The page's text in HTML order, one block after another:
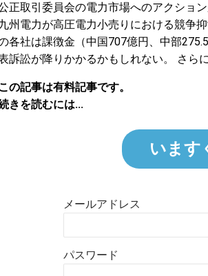
正取引委員会の電力市場へのアクショ
州電力が高圧電力小売りにおける競争
各社は課徴金（中国707億円、中部
訴訟が降りかかるかもしれない。 さら
の記事は有料記事です。
きを読むには...
います
メールアドレス
パスワード